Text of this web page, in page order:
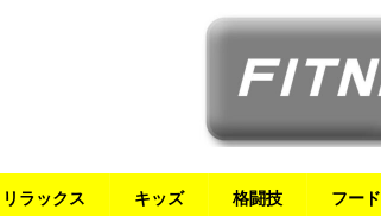
リラックス キッズ 格闘技 フード